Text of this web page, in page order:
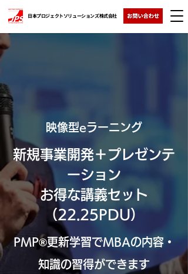
日本プロジェクトソリューションズ株式会社
映像型eラーニング
新規事業開発＋プレゼンテ
ーション
お得な講義セット
（22.25PDU）
PMP®更新学習でMBAの内容・
知識の習得ができます